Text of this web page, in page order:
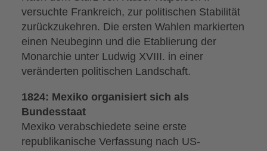
versuchte Frankreich, zur politischen Stabilität
zurückzukehren. Die ersten Wahlen markierten
einen Neubeginn und die Etablierung der
Monarchie unter Ludwig XVIII. in einer
veränderten politischen Landschaft.
1824: Mexiko organisiert sich als
Bundesstaat
Mexiko verabschiedete seine erste
republikanische Verfassung nach US-